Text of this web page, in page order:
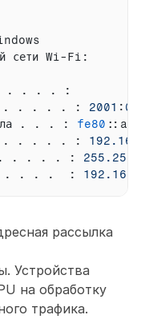
сети Wi-Fi :
. . . .
:
. . . . . : 2001 : 0
. . . : fe80 : :
. . . . . : 192.168
. . . . : 255.255
. . . . : 192.168
рассылка
Устройства
на обработку
трафика.